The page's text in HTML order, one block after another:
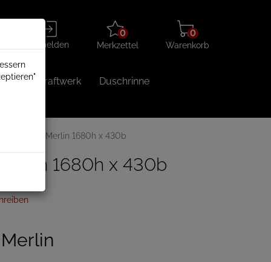
Anmelden
Anmelden
Merkzettel
aufklappen
0
Merkzettel
Warenkorb
aufklappen
0
Warenkorb
Balkonkraftwerk Duschrinne
Merlin 1680h x 430b
1680h x 430b